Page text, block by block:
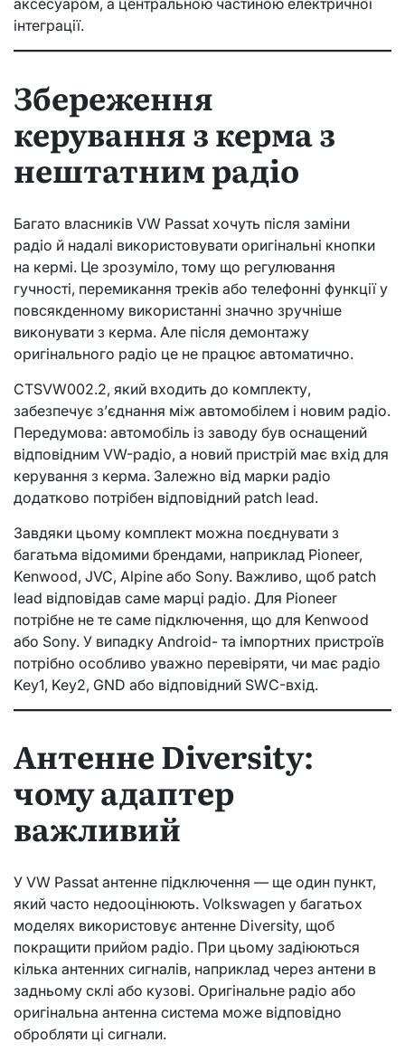
аксесуаром, а центральною частиною електричної
інтеграції.
Збереження
керування з керма з
нештатним радіо
Багато власників VW Passat хочуть після заміни
радіо й надалі використовувати оригінальні кнопки
на кермі. Це зрозуміло, тому що регулювання
гучності, перемикання треків або телефонні функції у
повсякденному використанні значно зручніше
виконувати з керма. Але після демонтажу
оригінального радіо це не працює автоматично.
CTSVW002.2, який входить до комплекту,
забезпечує з’єднання між автомобілем і новим радіо.
Передумова: автомобіль із заводу був оснащений
відповідним VW-радіо, а новий пристрій має вхід для
керування з керма. Залежно від марки радіо
додатково потрібен відповідний patch lead.
Завдяки цьому комплект можна поєднувати з
багатьма відомими брендами, наприклад Pioneer,
Kenwood, JVC, Alpine або Sony. Важливо, щоб patch
lead відповідав саме марці радіо. Для Pioneer
потрібне не те саме підключення, що для Kenwood
або Sony. У випадку Android- та імпортних пристроїв
потрібно особливо уважно перевіряти, чи має радіо
Key1, Key2, GND або відповідний SWC-вхід.
Антенне Diversity:
чому адаптер
важливий
У VW Passat антенне підключення — ще один пункт,
який часто недооцінюють. Volkswagen у багатьох
моделях використовує антенне Diversity, щоб
покращити прийом радіо. При цьому задіюються
кілька антенних сигналів, наприклад через антени в
задньому склі або кузові. Оригінальне радіо або
оригінальна антенна система може відповідно
обробляти ці сигнали.